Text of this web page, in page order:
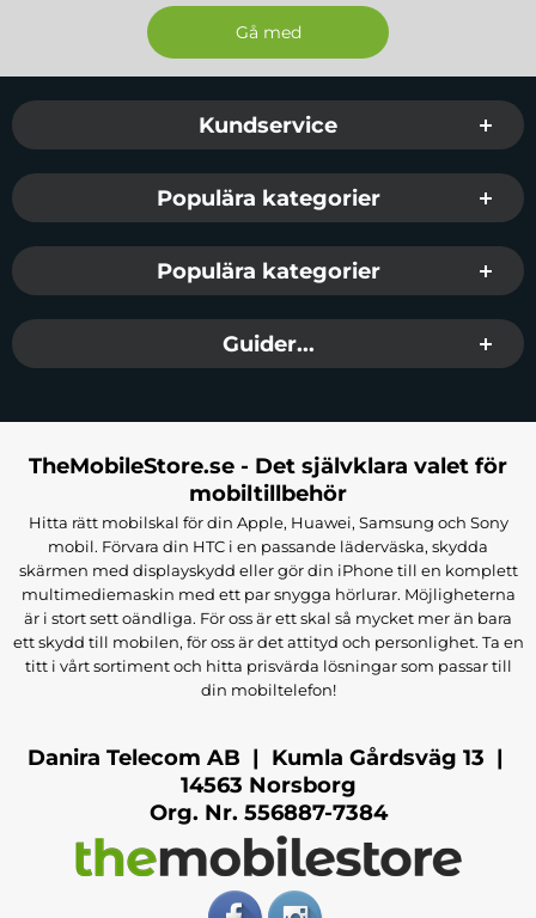
Sidfot Blandad info och länkar
Kundservice
Populära kategorier
Populära kategorier
Guider...
TheMobileStore.se - Det självklara valet för
mobiltillbehör
Hitta rätt mobilskal för din Apple, Huawei, Samsung och Sony
mobil. Förvara din HTC i en passande läderväska, skydda
skärmen med displayskydd eller gör din iPhone till en komplett
multimediemaskin med ett par snygga hörlurar. Möjligheterna
är i stort sett oändliga. För oss är ett skal så mycket mer än bara
ett skydd till mobilen, för oss är det attityd och personlighet. Ta en
titt i vårt sortiment och hitta prisvärda lösningar som passar till
din mobiltelefon!
Danira Telecom AB | Kumla Gårdsväg 13 |
14563 Norsborg
Org. Nr. 556887-7384